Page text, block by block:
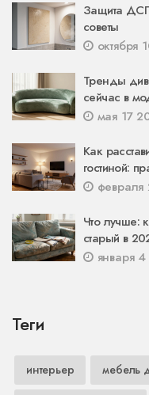
Защита ДСП
советы
октября
Тренды
сейчас в
мая 17
Как
гостиной:
февраля
Что лучше:
старый в
января
Теги
интерьер мебель